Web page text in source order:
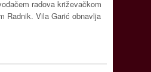
radova križevačkom
Radnik. Vila Garić obnavlja